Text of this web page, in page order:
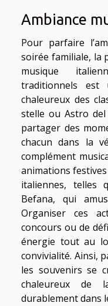
Ambiance
Pour parfaire
soirée familiale, la
musique
traditionnels est
chaleureux des
stelle ou Astro
partager des
chacun dans la
complément
animations
italiennes,
Befana, qui
Organiser ces
concours ou de
énergie tout au
convivialité. Ainsi,
les souvenirs se
chaleureux de
durablement dans